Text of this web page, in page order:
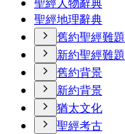
聖經地理辭典
舊約聖經難題
新約聖經難題
舊約背景
新約背景
猶太文化
聖經考古